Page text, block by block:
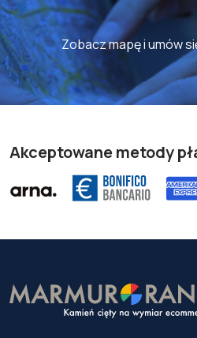
Zobacz mapę i umów
Akceptowane metody